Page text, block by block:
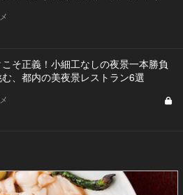
そ正義！小細工なしの夜景一本勝負
む、都内の美夜景レストラン6選